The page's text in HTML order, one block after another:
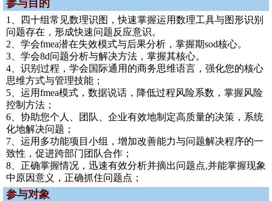
参与目的
1、四十组常见数理识图，快速掌握运用数理工具与图形识别
问题存在，形成快速问题反应意识。
2、学会fmea潜在失效模式与后果分析，掌握期sod核心。
3、学会8d问题分析与解决方法，掌握其核心。
4、识别过程，学会国际通用的商务思维语言，强化您的核心
思维方式与管理技能；
5、运用fmea模式，数据说话，降低过程风险系数，掌握风险
控制方法；
6、协助您个人、团队、企业有效地制定高质量的决策，系统
化地解决问题；
7、运用多功能项目小组，增加改善能力与问题解决程序的一
致性，促进跨部门团队合作；
8、正确掌握情况，迅速有效分析并摘出问题点,并能掌握现象
中原因意义，正确抓住问题点；
参与对象